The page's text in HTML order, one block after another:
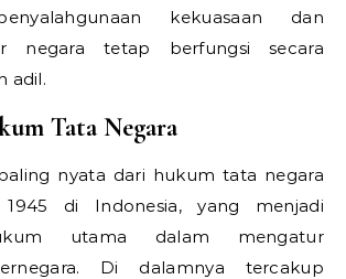
kekuasaan dan
negara tetap berfungsi secara
adil.
Tata Negara
nyata dari hukum tata negara
di Indonesia, yang menjadi
utama dalam mengatur
Di dalamnya tercakup